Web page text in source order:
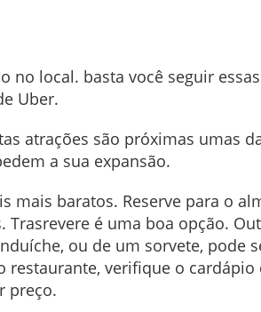
local. basta você seguir
Uber.
atrações são próximas umas
a sua expansão.
mais baratos. Reserve para o
é uma boa opção.
ou de um sorvete, pode
restaurante, verifique o cardápio
preço.